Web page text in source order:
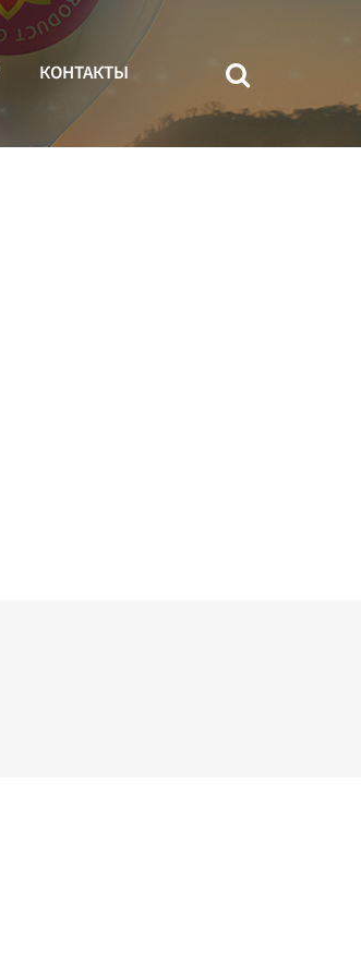
КОНТАКТЫ